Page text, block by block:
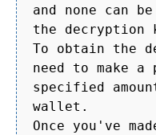
and none can
the decryption
To obtain the
need to make a
specified
wallet.
Once you've